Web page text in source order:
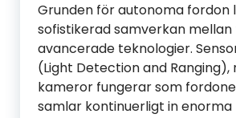
Grunden för autonoma fordon
sofistikerad samverkan
avancerade teknologier.
(Light Detection and Ranging),
kameror fungerar som
samlar kontinuerligt in